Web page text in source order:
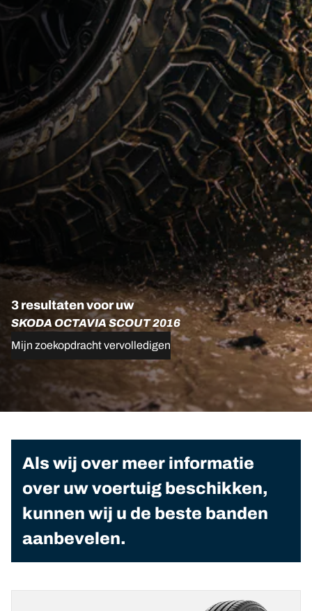
3 resultaten voor uw
SKODA OCTAVIA SCOUT 2016
Mijn zoekopdracht vervolledigen
Als wij over meer informatie
over uw voertuig beschikken,
kunnen wij u de beste banden
aanbevelen.